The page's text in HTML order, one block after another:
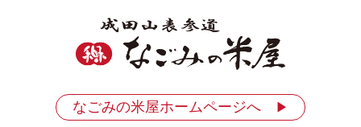
なごみの米屋ホームページへ ▶